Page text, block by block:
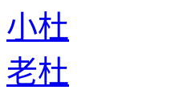
小杜
老杜